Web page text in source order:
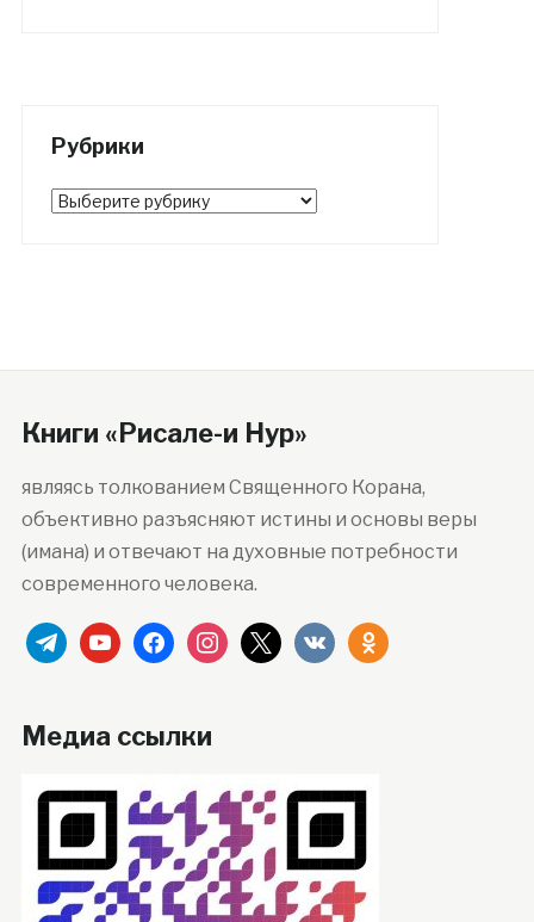
Рубрики
Рубрики
Книги «Рисале-и Нур»
являясь толкованием Священного Корана,
объективно разъясняют истины и основы веры
(имана) и отвечают на духовные потребности
современного человека.
telegramyoutubefacebookinstagram
x vkontakteodnoklassniki
Медиа ссылки